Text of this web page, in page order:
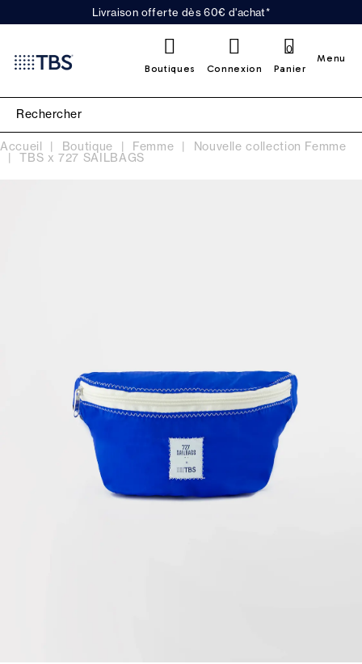
Livraison offerte dès 60€ d'achat*
Boutiques Connexion Panier
0
Menu
Accueil Boutique Femme Nouvelle collection Femme
TBS x 727 SAILBAGS